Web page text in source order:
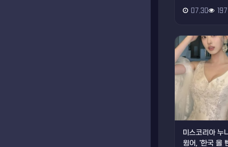
07.30 197
미스코리아 누
윙어, '한국 올